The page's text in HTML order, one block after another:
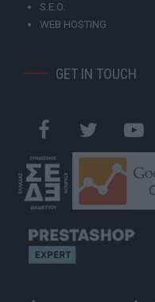
S.E.O.
WEB HOSTING
GET IN TOUCH